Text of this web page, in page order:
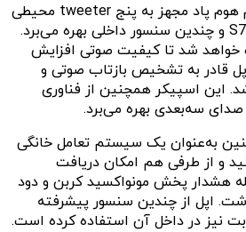
در بخش صوتی، نسل دوم هوم پاد مجهز به پنج tweeter محیطی
است و از پردازنده جدید S7 و چندین سنسور داخلی بهره می‌برد.
خواهد شد تا کیفیت صوتی افزایش
قادر به تشخیص بازتاب صوتی و
این اسپیکر همچنین از فناوری
به‌عنوان یک سیستم تعامل خانگی
و از طرفی هم امکان دریافت
هشدار پخش مونواکسید کربن و دود
اپل از چندین سنسور پیشرفته
نیز در داخل آن استفاده کرده است.